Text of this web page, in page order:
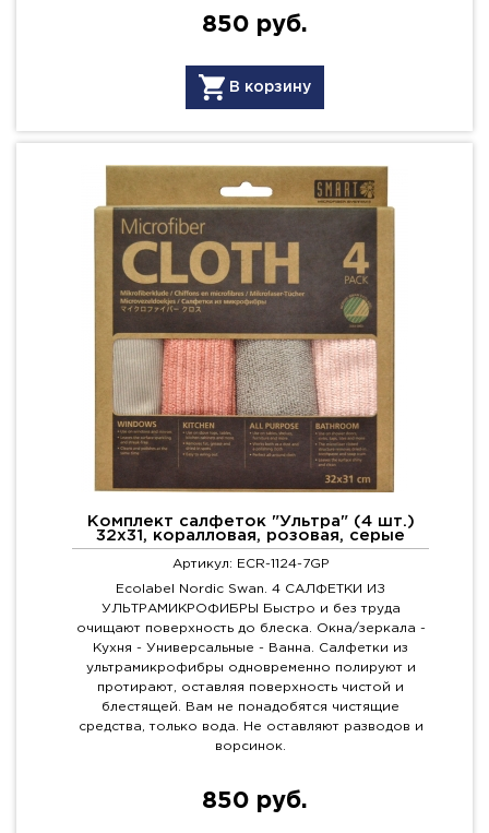
850 руб.
В корзину
Комплект салфеток "Ультра" (4 шт.)
32х31, коралловая, розовая, серые
Артикул: ECR-1124-7GP
Ecolabel Nordic Swan. 4 САЛФЕТКИ ИЗ
УЛЬТРАМИКРОФИБРЫ Быстро и без труда
очищают поверхность до блеска. Окна/зеркала -
Кухня - Универсальные - Ванна. Салфетки из
ультрамикрофибры одновременно полируют и
протирают, оставляя поверхность чистой и
блестящей. Вам не понадобятся чистящие
средства, только вода. Не оставляют разводов и
ворсинок.
850 руб.